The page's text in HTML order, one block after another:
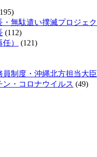
無駄遣い撲滅プロジェク
(112)
）
(121)
制度・沖縄北方担当大臣
・コロナウイルス (49)